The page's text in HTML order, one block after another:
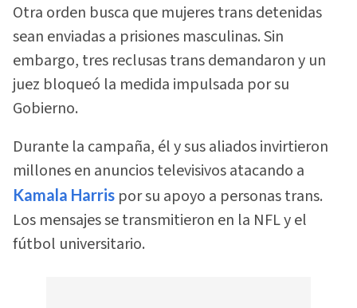
Otra orden busca que mujeres trans detenidas
sean enviadas a prisiones masculinas. Sin
embargo, tres reclusas trans demandaron y un
juez bloqueó la medida impulsada por su
Gobierno.
Durante la campaña, él y sus aliados invirtieron
millones en anuncios televisivos atacando a
Kamala Harris por su apoyo a personas trans.
Los mensajes se transmitieron en la NFL y el
fútbol universitario.